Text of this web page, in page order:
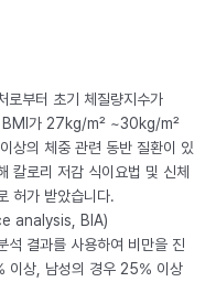
로부터 초기 체질량지수가
BMI가 27kg/m² ~30kg/m²
상의 체중 관련 동반 질환이 있
칼로리 저감 식이요법 및 신체
허가 받았습니다.
analysis, BIA)
석 결과를 사용하여 비만을 진
이상, 남성의 경우 25% 이상